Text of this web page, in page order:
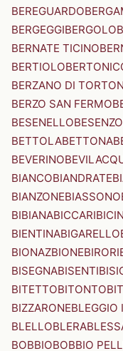
BEREGUARDO
BERGEGGIBERGOLO
BERNATE TICINO
BERTIOLO
BERZANO DI
BERZO SAN FERMO
BESENELLO
BETTOLABETTONA
BEVERINO
BIANCOBIANDRATE
BIANZONEBIASSONO
BIBIANABICCARI
BIENTINABIGARELLO
BIONAZBIONEBIRORI
BISEGNABISENTI
BITETTOBITONTO
BIZZARONEBLEGGIO
BLELLOBLERA
BOBBIOBOBBIO